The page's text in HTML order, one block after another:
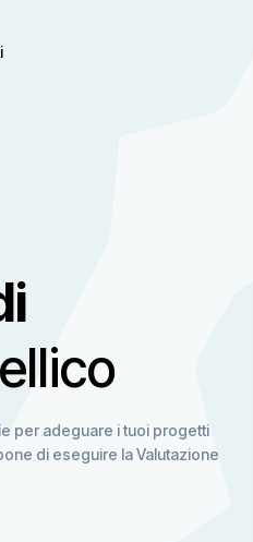
per adeguare i tuoi progetti
di eseguire la Valutazione